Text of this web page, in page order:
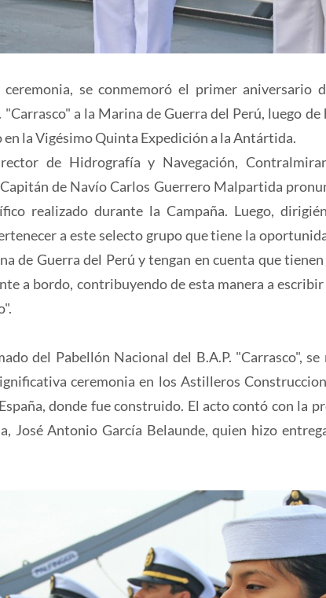
se conmemoró el primer aniversario
"Carrasco" a la Marina de Guerra del Perú, luego
la Vigésimo Quinta Expedición a la Antártida.
de Hidrografía y Navegación,
de Navío Carlos Guerrero Malpartida
realizado durante la Campaña. Luego,
a este selecto grupo que tiene la
de Guerra del Perú y tengan en cuenta que
a bordo, contribuyendo de esta manera a
del Pabellón Nacional del B.A.P. "Carrasco",
ceremonia en los Astilleros
donde fue construido. El acto contó con la
José Antonio García Belaunde, quien hizo